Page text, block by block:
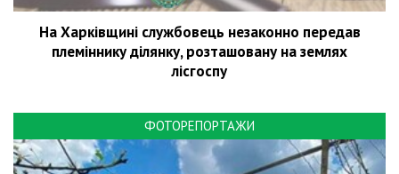
На Харківщині службовець незаконно передав
племіннику ділянку, розташовану на землях
лісгоспу
ФОТОРЕПОРТАЖИ